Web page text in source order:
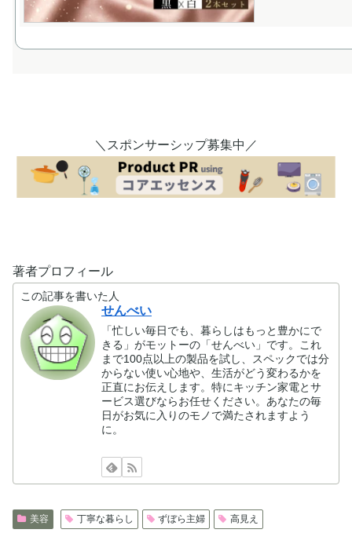
＼スポンサーシップ募集中／
著者プロフィール
この記事を書いた人
せんべい
「忙しい毎日でも、暮らしはもっと豊かにで
きる」がモットーの「せんべい」です。これ
まで100点以上の製品を試し、スペックでは分
からない使い心地や、生活がどう変わるかを
正直にお伝えします。特にキッチン家電とサ
ービス選びならお任せください。あなたの毎
日がお気に入りのモノで満たされますよう
に。
美容 丁寧な暮らし ずぼら主婦 高見え